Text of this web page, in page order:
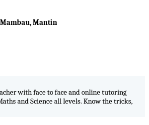
Mantin
with face to face and online tutoring
and Science all levels. Know the tricks,